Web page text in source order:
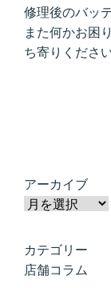
修理後のバッ
また何かお困
ち寄りください
アーカイブ
カテゴリー
店舗コラム